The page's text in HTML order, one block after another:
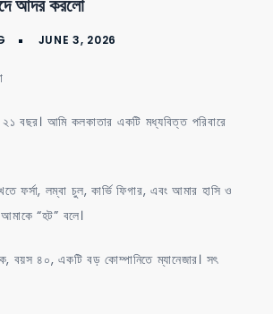
করলো
আদর করলো
বছর। আমি কলকাতার একটি মধ্যবিত্ত পরিবারে
ফর্সা, লম্বা চুল, কার্ভি ফিগার, এবং আমার হাসি ও
“হট” বলে।
বয়স ৪০, একটি বড় কোম্পানিতে ম্যানেজার। সৎ